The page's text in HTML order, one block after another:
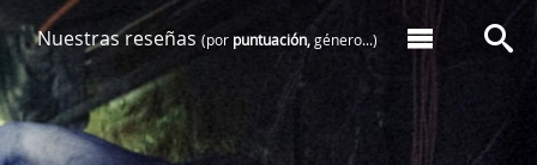
Nuestras reseñas (por puntuación,género...)